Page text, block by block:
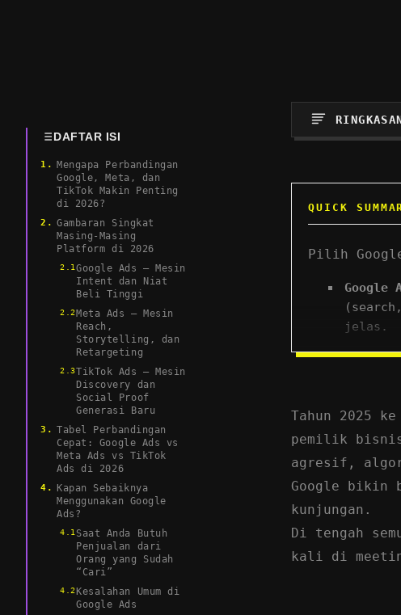
DAFTAR ISI
Mengapa Perbandingan
Google, Meta, dan
TikTok Makin Penting
di 2026?
Gambaran Singkat
Masing-Masing
Platform di 2026
Google Ads – Mesin
Intent dan Niat
Beli Tinggi
Meta Ads – Mesin
Reach,
Storytelling, dan
Retargeting
TikTok Ads – Mesin
Discovery dan
Social Proof
Generasi Baru
Tabel Perbandingan
Cepat: Google Ads vs
Meta Ads vs TikTok
Ads di 2026
Kapan Sebaiknya
Menggunakan Google
Ads?
Saat Anda Butuh
Penjualan dari
Orang yang Sudah
“Cari”
Kesalahan Umum di
Google Ads
QUICK
Pilih
Google
jelas.
Meta
produk
Di
platform
dekat
funnel
Tahun 2025
pemilik
agresif,
Google bikin
kunjungan.
Di tengah
kali di